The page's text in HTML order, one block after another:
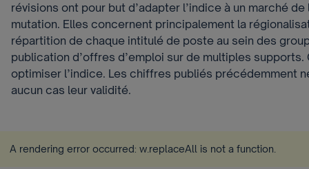
révisions ont pour but d’adapter l’indice à un marché
mutation. Elles concernent principalement la
répartition de chaque intitulé de poste au sein des
publication d’offres d’emploi sur de multiples supports.
optimiser l’indice. Les chiffres publiés précédemment
aucun cas leur validité.
A rendering error occurred: w.replaceAll is not a function